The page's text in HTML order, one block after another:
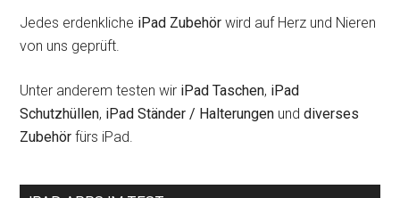
Jedes erdenkliche iPad Zubehör wird auf Herz und Nieren
von uns geprüft.
Unter anderem testen wir iPad Taschen, iPad
Schutzhüllen, iPad Ständer / Halterungen unddiverses
Zubehör fürs iPad.